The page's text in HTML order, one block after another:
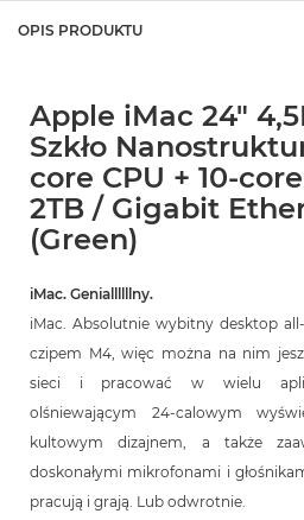
OPIS PRODUKTU
Apple iMac 24"
Szkło
core CPU + 10-
2TB / Gigabit
(Green)
iMac. Geniallllllny.
iMac. Absolutnie wybitny desktop
czipem M4, więc można na nim
sieci i pracować w wielu
olśniewającym 24‑calowym
kultowym dizajnem, a także
doskonałymi mikrofonami i
pracują i grają. Lub odwrotnie.